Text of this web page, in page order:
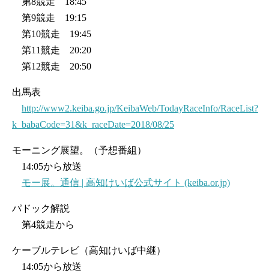
第9競走 19:15
第10競走 19:45
第11競走 20:20
第12競走 20:50
出馬表
http://www2.keiba.go.jp/KeibaWeb/TodayRaceInfo/RaceList?
k_babaCode=31&k_raceDate=2018/08/25
モーニング展望。（予想番組）
14:05から放送
モー展。通信 | 高知けいば公式サイト (keiba.or.jp)
パドック解説
第4競走から
ケーブルテレビ（高知けいば中継）
14:05から放送